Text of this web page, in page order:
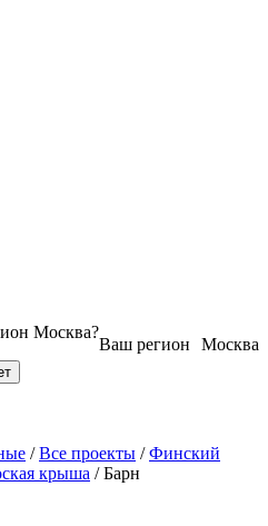
Москва
Ваш регион
Москва?
/Все проекты /Финский
крыша /Барн